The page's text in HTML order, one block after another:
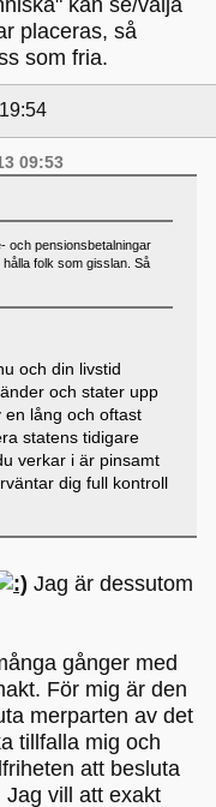
kan se/välja
placeras, så
som fria.
09:53
och pensionsbetalningar
folk som gisslan. Så
och din livstid
och stater upp
lång och oftast
statens tidigare
verkar i är pinsamt
dig full kontroll
Jag är dessutom
gånger med
För mig är den
merparten av det
tillfalla mig och
att besluta
vill att exakt